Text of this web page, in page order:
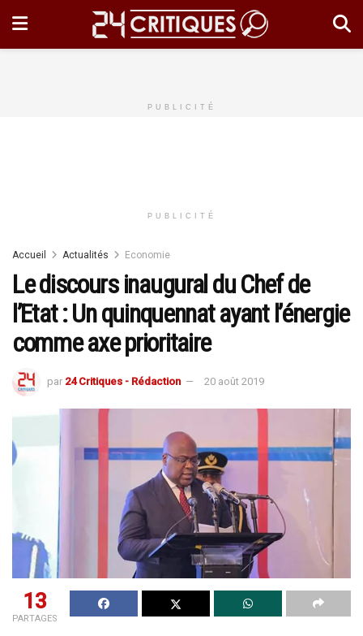
PUBLICITÉ
PUBLICITÉ
Accueil Actualités Economie
Le discours inaugural du Chef de
l’Etat : Un quinquennat ayant l’énergie
comme axe prioritaire
par 24 Critiques - Rédaction 20 août 2019
13
PARTAGES